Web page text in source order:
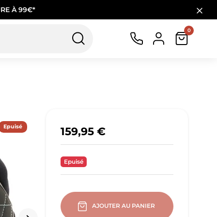
À 99€*
0
Epuisé 159,95 €
Epuisé
AJOUTER AU PANIER